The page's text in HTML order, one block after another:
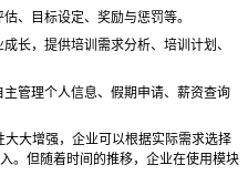
、目标设定、奖励与惩罚等。
长，提供培训需求分析、培训计划、
主管理个人信息、假期申请、薪资查询
大大增强，企业可以根据实际需求选择
。但随着时间的推移，企业在使用模块